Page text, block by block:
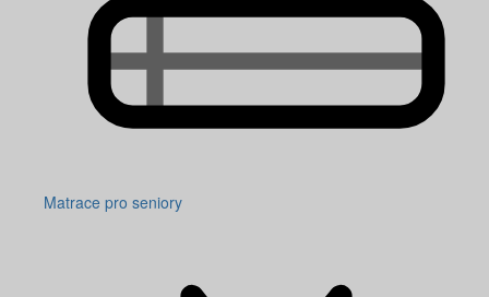
Matrace pro seniory